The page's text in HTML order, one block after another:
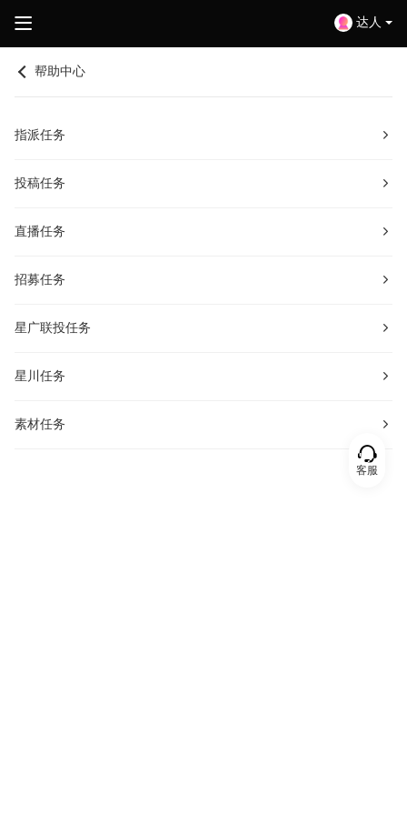
达人
帮助中心
指派任务
投稿任务
直播任务
招募任务
星广联投任务
星川任务
素材任务
客服